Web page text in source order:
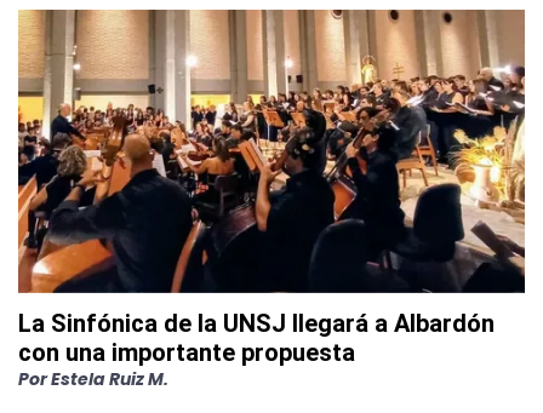
La Sinfónica de la UNSJ llegará a Albardón
con una importante propuesta
PorEstela Ruiz M.